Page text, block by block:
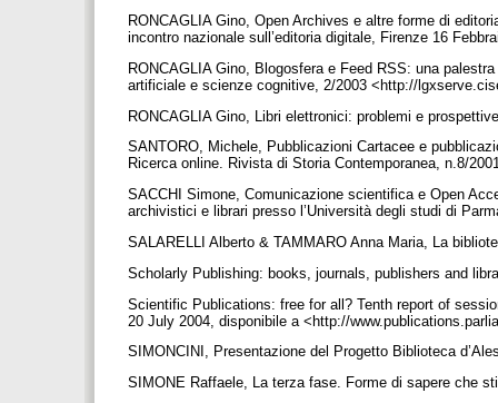
RONCAGLIA Gino, Open Archives e altre forme di
incontro nazionale sull’editoria digitale, Firenze 16
RONCAGLIA Gino, Blogosfera e Feed RSS: una
artificiale e scienze cognitive, 2/2003 <http://
RONCAGLIA Gino, Libri elettronici: problemi e
SANTORO, Michele, Pubblicazioni Cartacee e
Ricerca online. Rivista di Storia Contemporanea, n.8/
SACCHI Simone, Comunicazione scientifica e Open
archivistici e librari presso l’Università degli studi di
SALARELLI Alberto & TAMMARO Anna Maria, La
Scholarly Publishing: books, journals, publishers and
Scientific Publications: free for all? Tenth report of
20 July 2004, disponibile a <http://
SIMONCINI, Presentazione del Progetto Biblioteca
SIMONE Raffaele, La terza fase. Forme di sapere che